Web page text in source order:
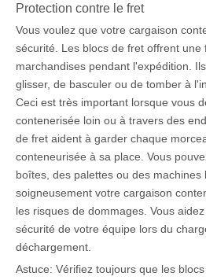
Protection contre le fret
Vous voulez que votre cargaison
sécurité. Les blocs de fret offrent une
marchandises pendant l'expédition.
glisser, de basculer ou de tomber à
Ceci est très important lorsque vous
contenerisée loin ou à travers des
de fret aident à garder chaque
conteneurisée à sa place. Vous
boîtes, des palettes ou des machines
soigneusement votre cargaison
les risques de dommages. Vous
sécurité de votre équipe lors du
déchargement.
Astuce: Vérifiez toujours que les